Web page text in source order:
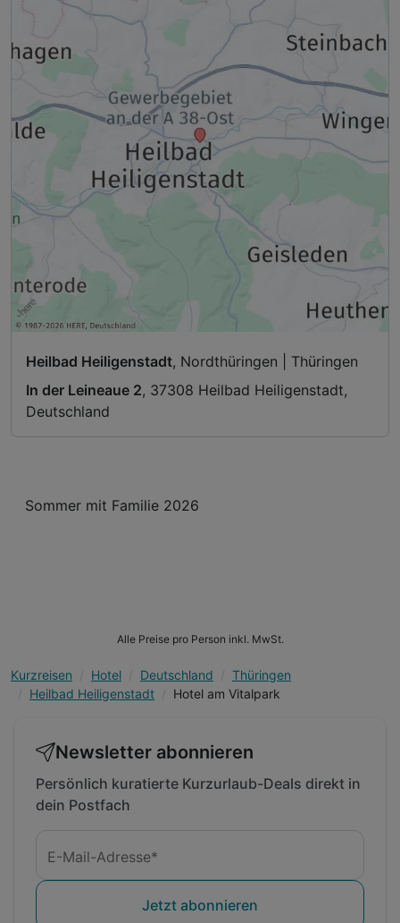
Damensauna statt (ausgenommen Feiertage).
Heilbad Heiligenstadt, Nordthüringen | Thüringen
In der Leineaue 2, 37308 Heilbad Heiligenstadt,
Deutschland
Sommer mit Familie 2026
Alle Preise pro Person inkl. MwSt.
Kurzreisen Hotel Deutschland
Thüringen
Heilbad Heiligenstadt
Hotel am Vitalpark
Newsletter abonnieren
Persönlich kuratierte Kurzurlaub-Deals direkt in
dein Postfach
E-Mail-Adresse*
Jetzt abonnieren